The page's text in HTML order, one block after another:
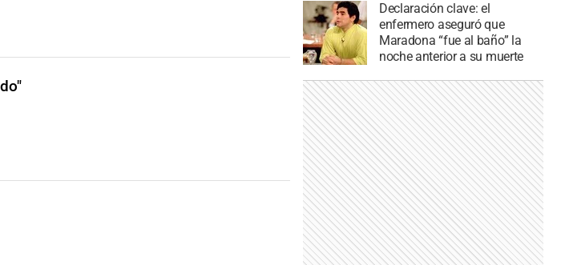
Declaración clave: el
enfermero aseguró que
Maradona “fue al baño” la
noche anterior a su muerte